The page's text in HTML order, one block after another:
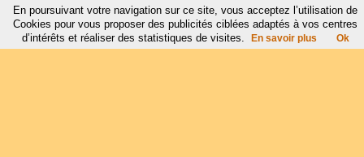
En poursuivant votre navigation sur ce site, vous acceptez l’utilisation de
Cookies pour vous proposer des publicités ciblées adaptés à vos centres
d’intérêts et réaliser des statistiques de visites.
En savoir plus Ok